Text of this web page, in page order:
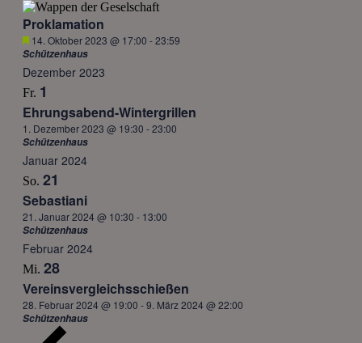
Proklamation
Hervorgehoben
14. Oktober 2023 @ 17:00 -23:59
Schützenhaus
Dezember 2023
Fr. 1
Ehrungsabend-Wintergrillen
1. Dezember 2023 @ 19:30 -23:00
Schützenhaus
Januar 2024
So. 21
Sebastiani
21. Januar 2024 @ 10:30 - 13:00
Schützenhaus
Februar 2024
Mi. 28
Vereinsvergleichsschießen
28. Februar 2024 @ 19:00 -9. März 2024 @ 22:00
Schützenhaus